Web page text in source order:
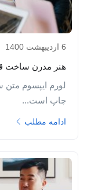
6 اردیبهشت 1400
هنر مدرن ساخت
لورم ایپسوم متن
چاپ است...
ادامه مطلب